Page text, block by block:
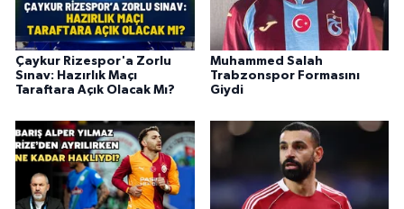
Çaykur Rizespor'a Zorlu
Sınav: Hazırlık Maçı
Taraftara Açık Olacak Mı?
Muhammed Salah
Trabzonspor Formasını
Giydi